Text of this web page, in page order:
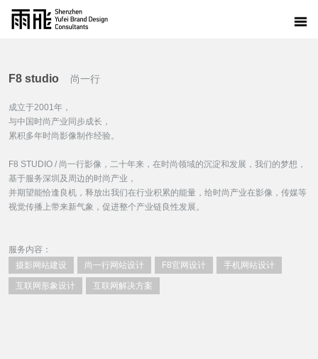
F8 studio 尚一行
成立于2001年，
与中国时尚产业同步成长，
累积多年时尚影像制作经验。
F8 STUDIO / 尚一行影像，二十年来，在时尚领域的沉淀和发展，我们的梦想，
基于服务深圳及周边的时尚产业，
并期望能恰逢良机，释放出我们在行业积累的能量，给时尚产业在影像，传媒等
视觉传播上带来新气象，促进整个产业链良性发展。
服务内容：
摄影网站建设
尚一行网站设计 F8官网设计 手机网站设计
互联网形象设计 互联网解决方案